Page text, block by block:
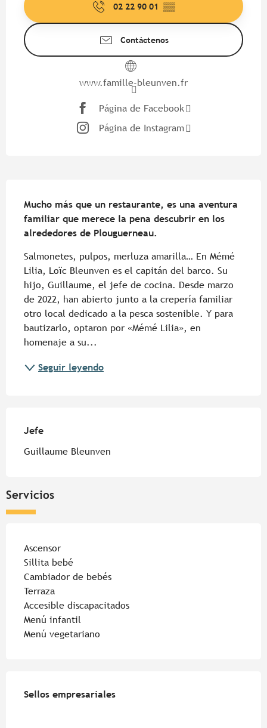
02 22 90 01 ▒▒
Contáctenos
www.famille-bleunven.fr
Página de Facebook
Página de Instagram
Mucho más que un restaurante, es una aventura
familiar que merece la pena descubrir en los
alrededores de Plouguerneau.
Salmonetes, pulpos, merluza amarilla… En Mémé
Lilia, Loïc Bleunven es el capitán del barco. Su
hijo, Guillaume, el jefe de cocina. Desde marzo
de 2022, han abierto junto a la crepería familiar
otro local dedicado a la pesca sostenible. Y para
bautizarlo, optaron por «Mémé Lilia», en
homenaje a su...
Seguir leyendo
Jefe
Jefe
Guillaume Bleunven
Servicios
Ascensor
Sillita bebé
Cambiador de bebés
Terraza
Accesible discapacitados
Menú infantil
Menú vegetariano
Sellos empresariales
Sellos empresariales